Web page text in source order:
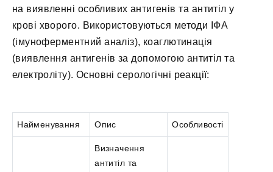
на виявленні особливих антигенів та антитіл у
крові хворого. Використовуються методи ІФА
(імуноферментний аналіз), коаглютинація
(виявлення антигенів за допомогою антитіл та
електроліту). Основні серологічні реакції:
Найменування Опис Особливості
Визначення
антитіл та